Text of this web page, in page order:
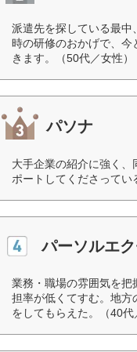
派遣先を探している最中
時の研修のおかげで、今
きます。（50代／女性）
パソナ
大手企業の紹介に強く
ポートしてくださってい
パーソルエ
業務・職場の雰囲気を把
担率が低くてすむ。地
をしてもらえた。（40代